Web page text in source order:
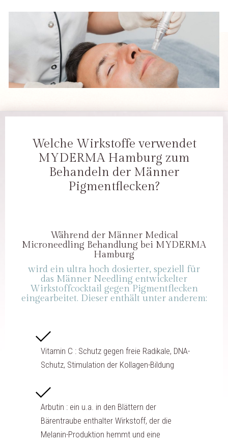
Welche Wirkstoffe verwendet
MYDERMA Hamburg zum
Behandeln der Männer
Pigmentflecken?
Während der Männer Medical
Microneedling Behandlung bei MYDERMA
Hamburg
wird ein ultra hoch dosierter, speziell für
das Männer Needling entwickelter
Wirkstoffcocktail gegen Pigmentflecken
eingearbeitet. Dieser enthält unter anderem:
Vitamin C : Schutz gegen freie Radikale, DNA-
Schutz, Stimulation der Kollagen-Bildung
Arbutin : ein u.a. in den Blättern der
Bärentraube enthalter Wirkstoff, der die
Melanin-Produktion hemmt und eine